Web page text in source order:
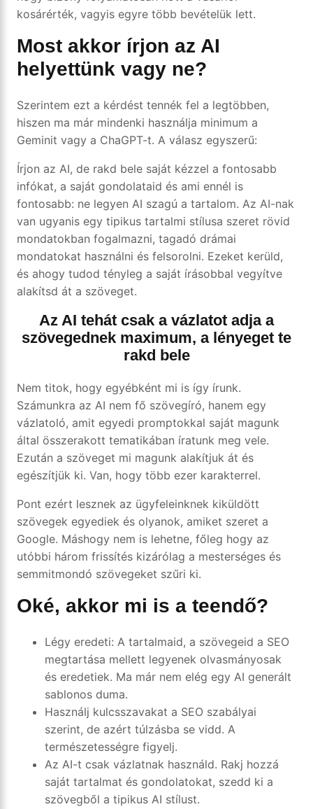
kosárérték, vagyis egyre több bevételük lett.
Most akkor írjon az AI
helyettünk vagy ne?
Szerintem ezt a kérdést tennék fel a legtöbben,
hiszen ma már mindenki használja minimum a
Geminit vagy a ChaGPT-t. A válasz egyszerű:
Írjon az AI, de rakd bele saját kézzel a fontosabb
infókat, a saját gondolataid és ami ennél is
fontosabb: ne legyen AI szagú a tartalom. Az AI-nak
van ugyanis egy tipikus tartalmi stílusa szeret rövid
mondatokban fogalmazni, tagadó drámai
mondatokat használni és felsorolni. Ezeket kerüld,
és ahogy tudod tényleg a saját írásobbal vegyítve
alakítsd át a szöveget.
Az AI tehát csak a vázlatot adja a
szövegednek maximum, a lényeget te
rakd bele
Nem titok, hogy egyébként mi is így írunk.
Számunkra az AI nem fő szövegíró, hanem egy
vázlatoló, amit egyedi promptokkal saját magunk
által összerakott tematikában íratunk meg vele.
Ezután a szöveget mi magunk alakítjuk át és
egészítjük ki. Van, hogy több ezer karakterrel.
Pont ezért lesznek az ügyfeleinknek kiküldött
szövegek egyediek és olyanok, amiket szeret a
Google. Máshogy nem is lehetne, főleg hogy az
utóbbi három frissítés kizárólag a mesterséges és
semmitmondó szövegeket szűri ki.
Oké, akkor mi is a teendő?
Légy eredeti: A tartalmaid, a szövegeid a SEO
megtartása mellett legyenek olvasmányosak
és eredetiek. Ma már nem elég egy AI generált
sablonos duma.
Használj kulcsszavakat a SEO szabályai
szerint, de azért túlzásba se vidd. A
természetességre figyelj.
Az AI-t csak vázlatnak használd. Rakj hozzá
saját tartalmat és gondolatokat, szedd ki a
szövegből a tipikus AI stílust.